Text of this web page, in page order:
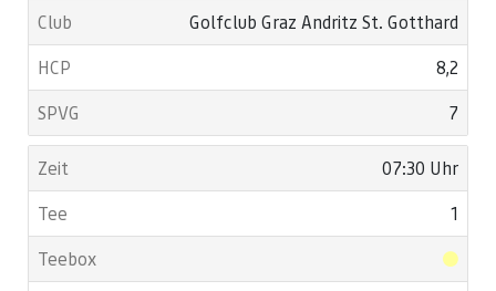
Golfclub Graz Andritz St. Gotthard
8,2
7
07:30 Uhr
1